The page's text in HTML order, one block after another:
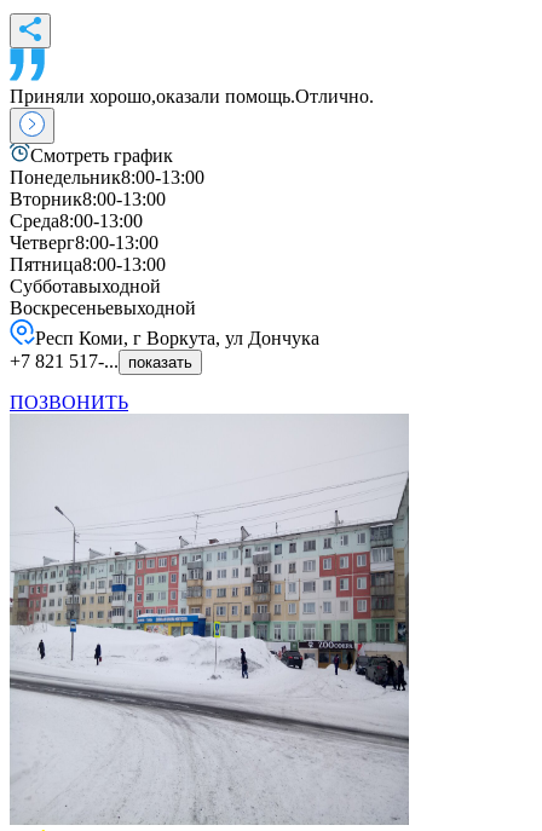
Приняли хорошо,оказали помощь.Отлично.
Смотреть график
Понедельник8:00-13:00
Вторник8:00-13:00
Среда8:00-13:00
Четверг8:00-13:00
Пятница8:00-13:00
Субботавыходной
Воскресеньевыходной
Респ Коми, г Воркута, ул Дончука
+7 821 517-...
показать
ПОЗВОНИТЬ